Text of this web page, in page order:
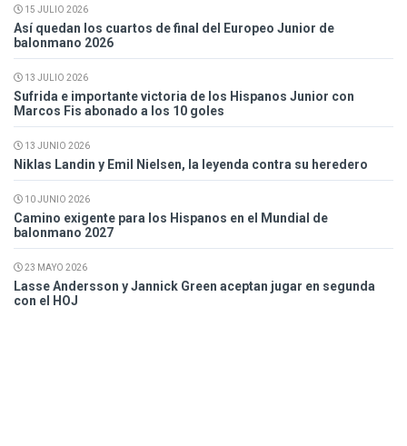
15 JULIO 2026
Así quedan los cuartos de final del Europeo Junior de
balonmano 2026
13 JULIO 2026
Sufrida e importante victoria de los Hispanos Junior con
Marcos Fis abonado a los 10 goles
13 JUNIO 2026
Niklas Landin y Emil Nielsen, la leyenda contra su heredero
10 JUNIO 2026
Camino exigente para los Hispanos en el Mundial de
balonmano 2027
23 MAYO 2026
Lasse Andersson y Jannick Green aceptan jugar en segunda
con el HOJ